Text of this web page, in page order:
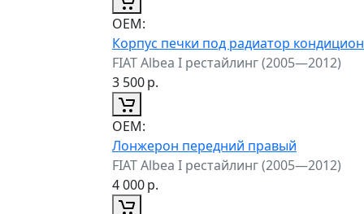
ОЕМ:
Корпус печки под радиатор
FIAT Albea I рестайлинг (2005—2012)
3 500р.
ОЕМ:
Лонжерон передний правый
FIAT Albea I рестайлинг (2005—2012)
4 000р.